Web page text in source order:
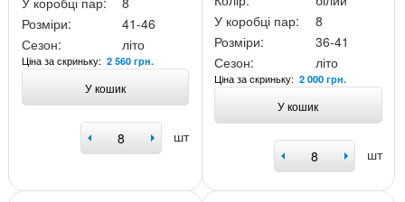
Розміри:
41-46
Сезон:
літо
Ціна за скриньку: 2 560 грн.
У кошик
шт
У коробці пар:
8
Розміри:
36-41
Сезон:
літо
Ціна за скриньку:2 000 грн.
У кошик
шт